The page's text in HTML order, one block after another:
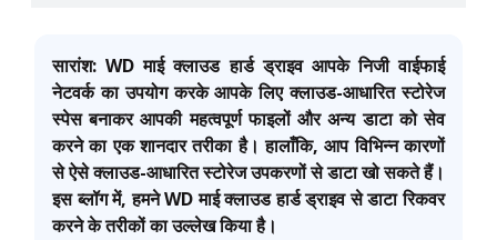
सारांश: WD माई क्लाउड हार्ड ड्राइव आपके निजी वाईफाई
नेटवर्क का उपयोग करके आपके लिए क्लाउड-आधारित स्टोरेज
स्पेस बनाकर आपकी महत्वपूर्ण फाइलों और अन्य डाटा को सेव
करने का एक शानदार तरीका है। हालाँकि, आप विभिन्न कारणों
से ऐसे क्लाउड-आधारित स्टोरेज उपकरणों से डाटा खो सकते हैं।
इस ब्लॉग में, हमने WD माई क्लाउड हार्ड ड्राइव से डाटा रिकवर
करने के तरीकों का उल्लेख किया है।